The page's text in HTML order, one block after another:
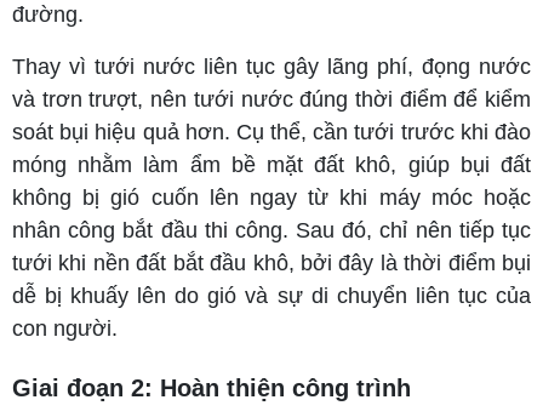
đường.
Thay vì tưới nước liên tục gây lãng phí, đọng nước
và trơn trượt, nên tưới nước đúng thời điểm để kiểm
soát bụi hiệu quả hơn. Cụ thể, cần tưới trước khi đào
móng nhằm làm ẩm bề mặt đất khô, giúp bụi đất
không bị gió cuốn lên ngay từ khi máy móc hoặc
nhân công bắt đầu thi công. Sau đó, chỉ nên tiếp tục
tưới khi nền đất bắt đầu khô, bởi đây là thời điểm bụi
dễ bị khuấy lên do gió và sự di chuyển liên tục của
con người.
Giai đoạn 2: Hoàn thiện công trình